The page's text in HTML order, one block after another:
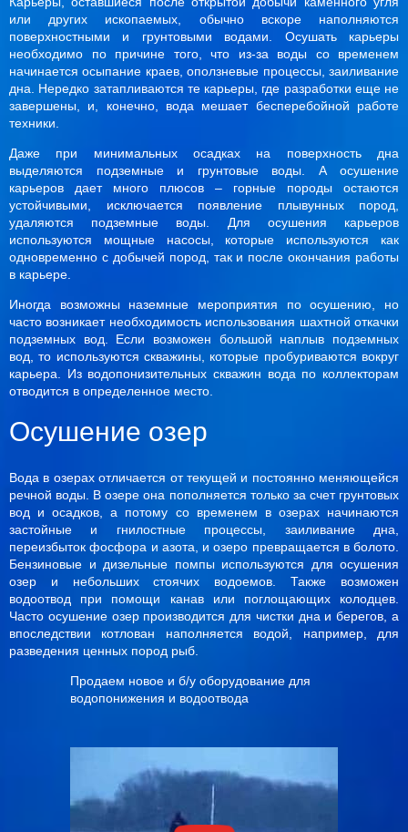
или других ископаемых, обычно вскоре наполняются
поверхностными и грунтовыми водами. Осушать карьеры
необходимо по причине того, что из-за воды со временем
начинается осыпание краев, оползневые процессы, заиливание
дна. Нередко затапливаются те карьеры, где разработки еще не
завершены, и, конечно, вода мешает бесперебойной работе
техники.
Даже при минимальных осадках на поверхность дна
выделяются подземные и грунтовые воды. А осушение
карьеров дает много плюсов – горные породы остаются
устойчивыми, исключается появление плывунных пород,
удаляются подземные воды. Для осушения карьеров
используются мощные насосы, которые используются как
одновременно с добычей пород, так и после окончания работы
в карьере.
Иногда возможны наземные мероприятия по осушению, но
часто возникает необходимость использования шахтной откачки
подземных вод. Если возможен большой наплыв подземных
вод, то используются скважины, которые пробуриваются вокруг
карьера. Из водопонизительных скважин вода по коллекторам
отводится в определенное место.
Осушение озер
Вода в озерах отличается от текущей и постоянно меняющейся
речной воды. В озере она пополняется только за счет грунтовых
вод и осадков, а потому со временем в озерах начинаются
застойные и гнилостные процессы, заиливание дна,
переизбыток фосфора и азота, и озеро превращается в болото.
Бензиновые и дизельные помпы используются для осушения
озер и небольших стоячих водоемов. Также возможен
водоотвод при помощи канав или поглощающих колодцев.
Часто осушение озер производится для чистки дна и берегов, а
впоследствии котлован наполняется водой, например, для
разведения ценных пород рыб.
Продаем новое и б/у оборудование для
водопонижения и водоотвода